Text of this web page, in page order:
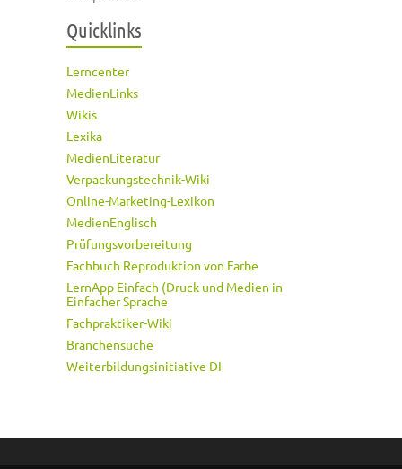
Quicklinks
Lerncenter
MedienLinks
Wikis
Lexika
MedienLiteratur
Verpackungstechnik-Wiki
Online-Marketing-Lexikon
MedienEnglisch
Prüfungsvorbereitung
Fachbuch Reproduktion von Farbe
LernApp Einfach (Druck und Medien in
Einfacher Sprache
Fachpraktiker-Wiki
Branchensuche
Weiterbildungsinitiative DI